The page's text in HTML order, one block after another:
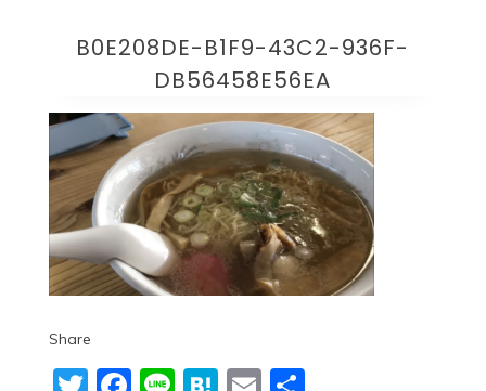
B0E208DE-B1F9-43C2-936F-
DB56458E56EA
Share